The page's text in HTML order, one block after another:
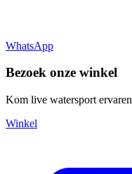
WhatsApp
Bezoek onze winkel
Kom live watersport ervaren
Winkel